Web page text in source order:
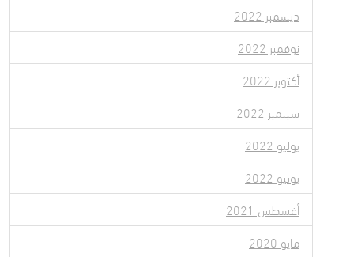
ديسمبر 2022
نوفمبر 2022
أكتوبر 2022
سبتمبر 2022
يوليو 2022
يونيو 2022
أغسطس 2021
مايو 2020